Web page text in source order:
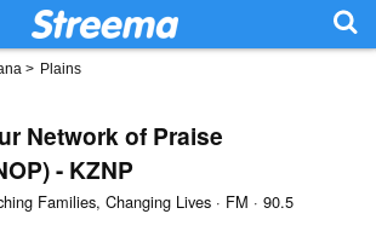
> Plains
Network of Praise
- KZNP
Families, Changing Lives · FM · 90.5